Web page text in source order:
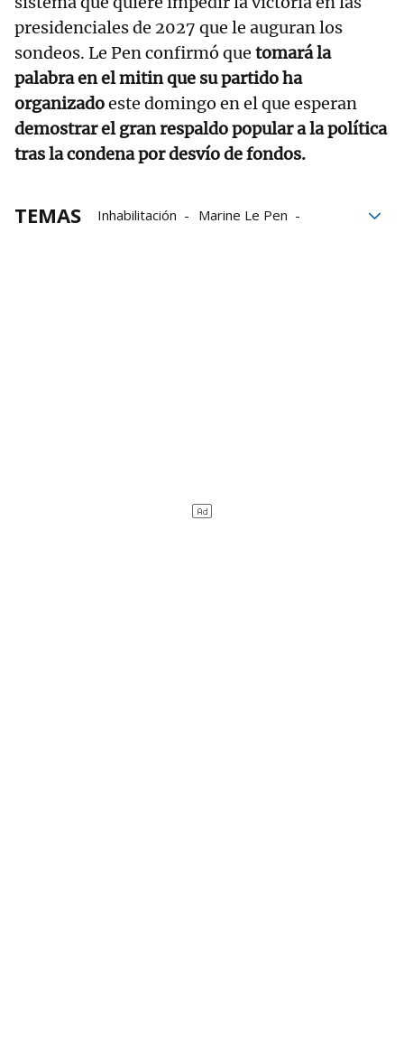
presidenciales de 2027 que le auguran los
sondeos. Le Pen confirmó que tomará la
palabra en el mitin que su partido ha
organizadoeste domingo en el que esperan
demostrar el gran respaldo popular a la política
tras la condena por desvío de fondos.
TEMAS Inhabilitación
Marine Le Pen